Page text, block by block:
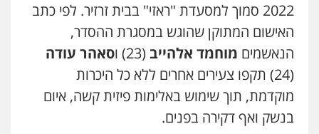
עו"ד דפנה לביא
משפחה גישור
0507206063
עו"ד זוהר ארבל
פלילי פשיעה חמורה
קטינים
2022 סמוך למסעדת "ראזי" בבית זרזיר. לפי כתב
האישום המתוקן שהוגש במסגרת ההסדר,
הנאשמים מוחמד אלהייב (23) ו
סאהר עודה
(24) תקפו צעירים אחרים ללא כל היכרות
מוקדמת, תוך שימוש באלימות פיזית קשה, איום
בנשק ואף דקירה בפנים.